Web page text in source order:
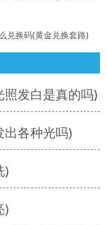
兑换码(黄金兑换套路)
发白是真的吗)
出各种光吗)
)
)